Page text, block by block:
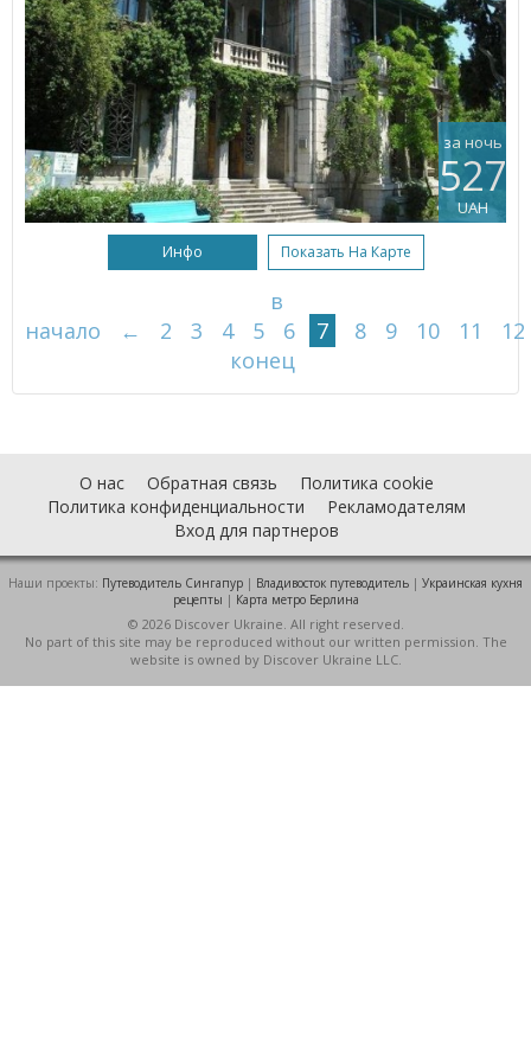
за ночь
527
UAH
Инфо Показать На Карте
в
начало
← 2 3 4 5 6 7 8 9 10 11
12
конец
О нас Обратная связь
Политика cookie
Политика конфиденциальности
Рекламодателям
Вход для партнеров
Наши проекты: Путеводитель Сингапур | Владивосток путеводитель | Украинская кухня
рецепты | Карта метро Берлина
© 2026 Discover Ukraine. All right reserved.
No part of this site may be reproduced without our written permission. The
website is owned by Discover Ukraine LLC.